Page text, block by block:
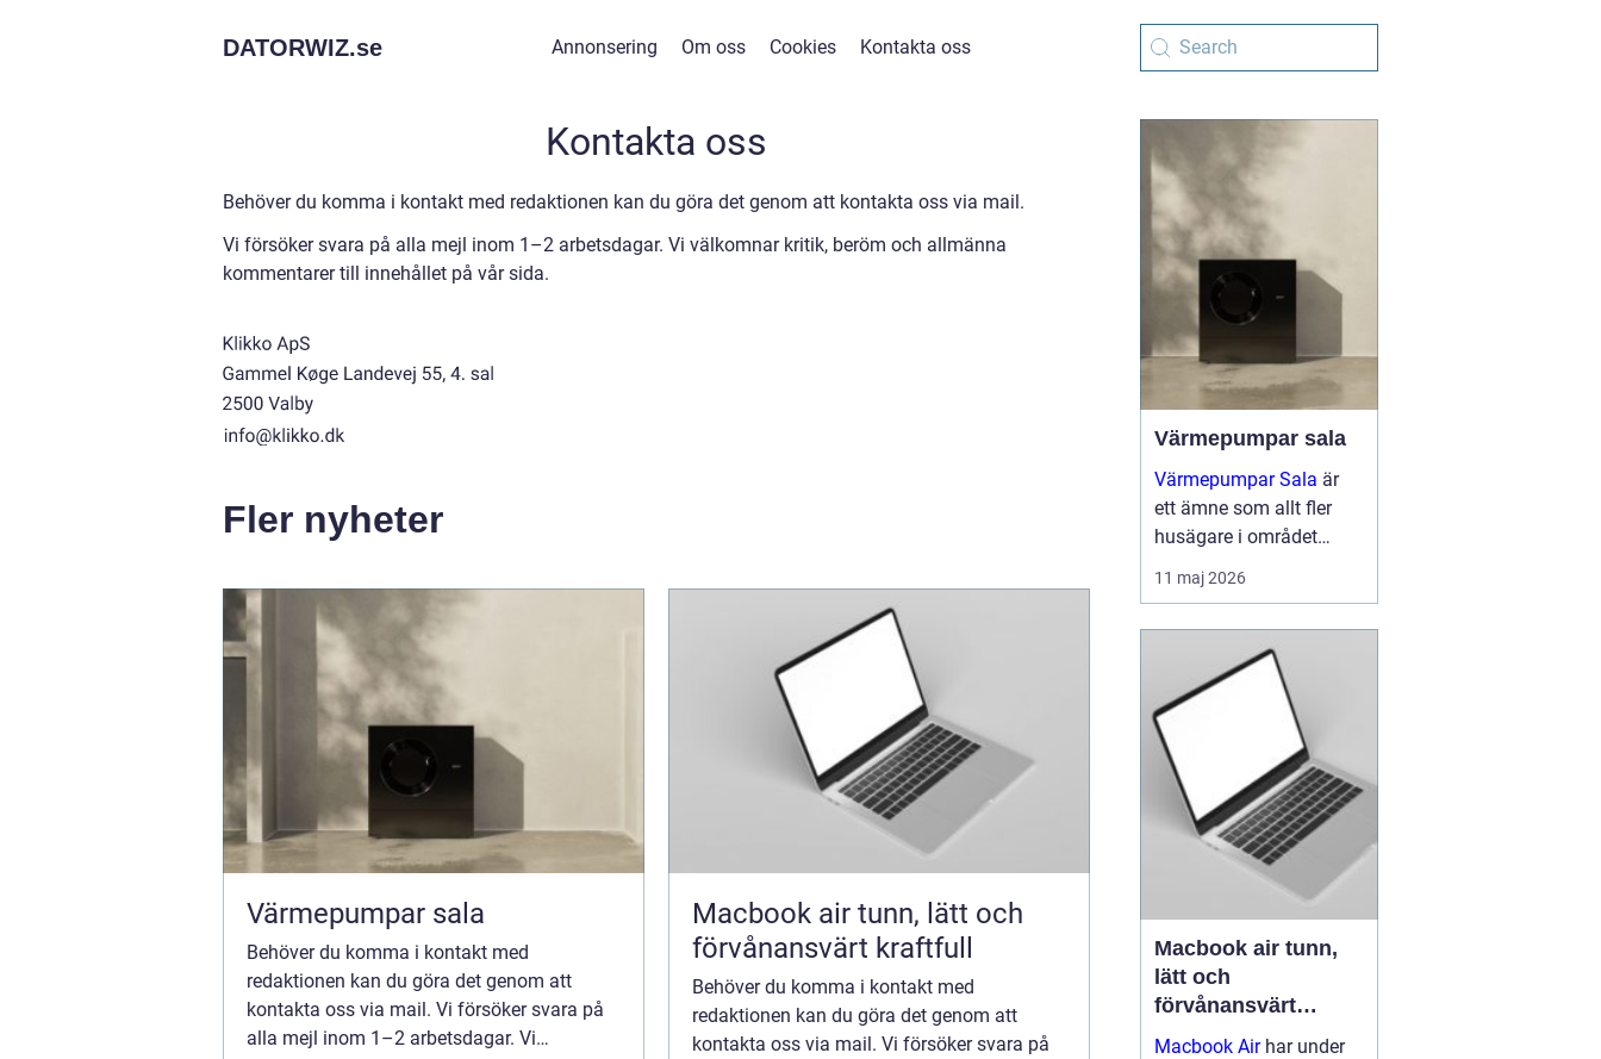
DATORWIZ.se Annonsering Om oss Cookies Kontakta oss
Kontakta oss
Behöver du komma i kontakt med redaktionen kan du göra det genom att kontakta oss via mail.
Vi försöker svara på alla mejl inom 1–2 arbetsdagar. Vi välkomnar kritik, beröm och allmänna
kommentarer till innehållet på vår sida.
Fler nyheter
Värmepumpar sala
Behöver du komma i kontakt med
redaktionen kan du göra det genom att
kontakta oss via mail. Vi försöker svara på
alla mejl inom 1–2 arbetsdagar. Vi
Macbook air tunn, lätt och
förvånansvärt kraftfull
Behöver du komma i kontakt med
redaktionen kan du göra det genom att
kontakta oss via mail. Vi försöker svara på
Värmepumpar sala
Värmepumpar Sala är
ett ämne som allt fler
husägare i området
intresserar sig för när
energipriserna stiger och
lösningar ökar. Många
vill sänka sina
värmeko...
11 maj 2026
Macbook air tunn,
lätt och
förvånansvärt
kraftfull
Macbook Airhar under